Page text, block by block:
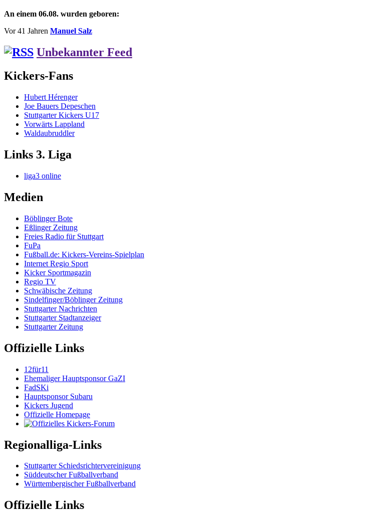
An einem 06.08. wurden geboren:
Vor 41 Jahren Manuel Salz
Unbekannter Feed
Kickers-Fans
Hubert Hérenger
Joe Bauers Depeschen
Stuttgarter Kickers U17
Vorwärts Lappland
Waldaubruddler
Links 3. Liga
liga3 online
Medien
Böblinger Bote
Eßlinger Zeitung
Freies Radio für Stuttgart
FuPa
Fußball.de: Kickers-Vereins-Spielplan
Internet Regio Sport
Kicker Sportmagazin
Regio TV
Schwäbische Zeitung
Sindelfinger/Böblinger Zeitung
Stuttgarter Nachrichten
Stuttgarter Stadtanzeiger
Stuttgarter Zeitung
Offizielle Links
12für11
Ehemaliger Hauptsponsor GaZI
FadSKi
Hauptsponsor Subaru
Kickers Jugend
Offizielle Homepage
Regionalliga-Links
Stuttgarter Schiedsrichtervereinigung
Süddeutscher Fußballverband
Württembergischer Fußballverband
Offizielle Links